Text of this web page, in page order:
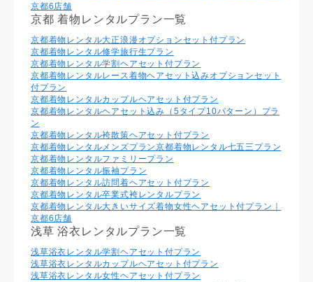
京都6店舗
京都 着物レンタルプラン一覧
京都着物レンタル大正浪漫オプションセット付プラン
京都着物レンタル修学旅行生プラン
京都着物レンタル学割ヘアセット付プラン
京都着物レンタルレース着物ヘアセット込みオプションセット
付プラン
京都着物レンタルカップルヘアセット付プラン
京都着物レンタルヘアセット込み（5タイプ10パターン）プラ
ン
京都着物レンタル袴散策ヘアセット付プラン
京都着物レンタルメンズプラン京都着物レンタル七五三プラン
京都着物レンタルファミリープラン
京都着物レンタル振袖プラン
京都着物レンタル訪問着ヘアセット付プラン
京都着物レンタル卒業式袴レンタルプラン
京都着物レンタル大きいサイズ着物女性ヘアセット付プラン｜
京都6店舗
浅草 浴衣レンタルプラン一覧
浅草浴衣レンタル学割ヘアセット付プラン
浅草浴衣レンタルカップルヘアセット付プラン
浅草浴衣レンタル⼥性ヘアセット付プラン